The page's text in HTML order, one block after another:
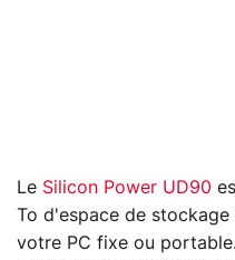
Le Silicon Power UD90
To d'espace de
votre PC fixe ou